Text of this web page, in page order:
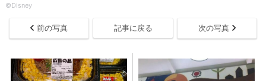
©Disney
前の写真 記事に戻る 次の写真